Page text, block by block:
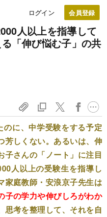
ログイン
人以上を指導して
「伸び悩む子」の共
に、中学受験をする予定
芳しくない。あるいは、伸
子さんの「ノート」に注目
人以上の受験生を指導し
家庭教師・安浪京子先生は
子の学力や伸びしろがわか
思考を整理して、それを自